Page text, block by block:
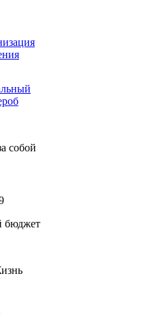
собой
бюджет